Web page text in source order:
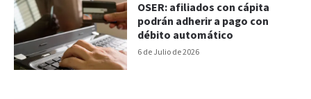
6 de Julio de 2026
OSER: afiliados con cápita
podrán adherir a pago con
débito automático